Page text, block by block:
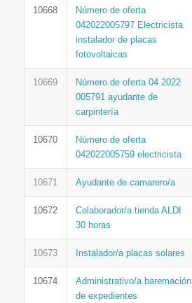
10668
Número de oferta
042022005797 Electricista
instalador de placas
fotovoltaicas
10669
Número de oferta 04 2022
005791 ayudante de
carpintería
10670
Número de oferta
042022005759 electricista
10671 Ayudante de camarero/a
10672
Colaborador/a tienda ALDI
30 horas
10673 Instalador/a placas solares
10674
Administrativo/a baremación
de expedientes